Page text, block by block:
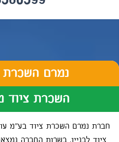
נמרם השכרת
השכרת ציוד
חברת נמרם השכרת ציוד בע"מ